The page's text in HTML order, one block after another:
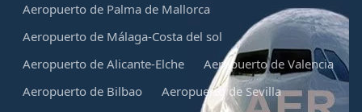
Aeropuerto de Palma de Mallorca
Aeropuerto de Málaga-Costa del sol
Aeropuerto de Alicante-Elche
Aeropuerto de Valencia
Aeropuerto de Bilbao
Aeropuerto de Sevilla